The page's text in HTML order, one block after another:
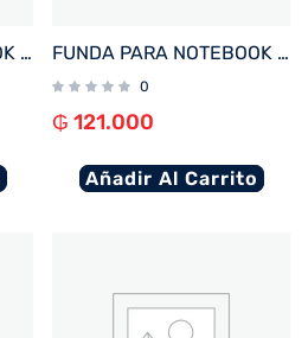
FUNDA PARA NOTEBOOK FTX SEDA-LV 14.1″ LAVANDA FUNDA PARA NOTEBOOK FTX SEDA-BR 14.1″ MARRON
0
₲ 121.000
Añadir Al Carrito